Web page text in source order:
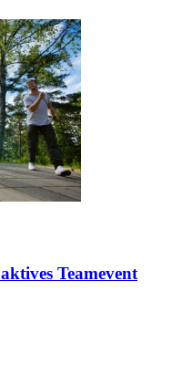
Teamevent